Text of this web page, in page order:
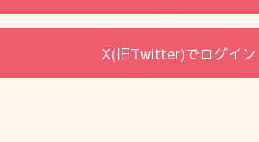
X(旧Twitter)でログイン